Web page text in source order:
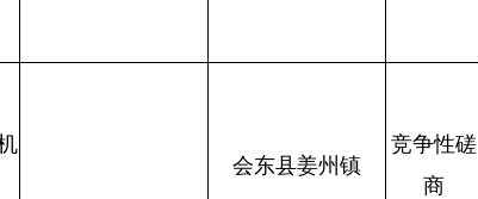
会东县姜州镇
竞争性磋
商